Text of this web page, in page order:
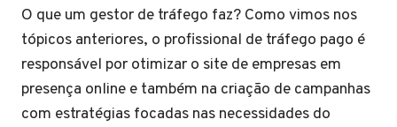
O que um gestor de tráfego faz? Como vimos nos
tópicos anteriores, o profissional de tráfego pago é
responsável por otimizar o site de empresas em
presença online e também na criação de campanhas
com estratégias focadas nas necessidades do